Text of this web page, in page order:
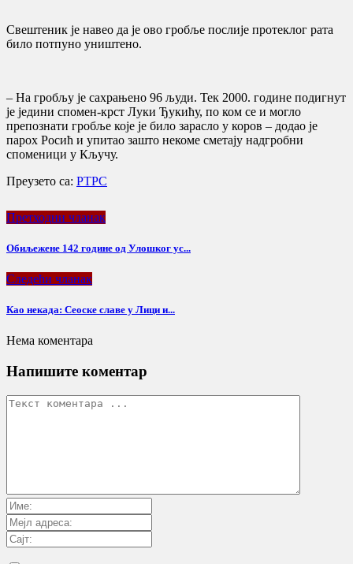
Свештеник је навео да је ово гробље послије протеклог рата
било потпуно уништено.
– На гробљу је сахрањено 96 људи. Тек 2000. године подигнут
је једини спомен-крст Луки Ђукићу, по ком се и могло
препознати гробље које је било зарасло у коров – додао је
парох Росић и упитао зашто некоме сметају надгробни
споменици у Кључу.
Преузето са: РТРС
Претходни чланак
Обиљежене 142 године од Улошког ус...
Следећи чланак
Као некада: Сеоске славе у Лици и...
Нема коментара
Напишите коментар